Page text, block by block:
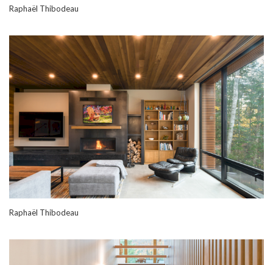
Raphaël Thibodeau
Raphaël Thibodeau